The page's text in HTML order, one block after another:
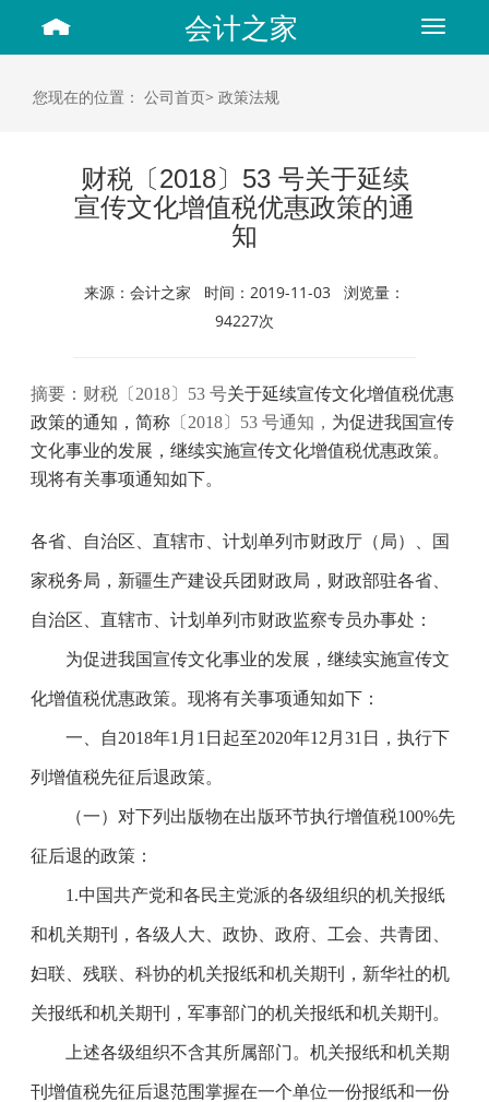
Toggle
会计之家
您现在的位置： 公司首页> 政策法规
财税〔2018〕53 号关于延续
宣传文化增值税优惠政策的通
知
来源：会计之家 时间：2019-11-03 浏览量：
94227次
摘要：财税〔 2018〕 53 号关于延续宣传文化增值税优惠
政策的通知，简称 〔 2018〕 53 号通知， 为促进我国宣传
文化事业的发展，继续实施宣传文化增值税优惠政策。
现将有关事项通知如下。
各省、自治区、直辖市、计划单列市财政厅（局）、国
家税务局，新疆生产建设兵团财政局，财政部驻各省、
自治区、直辖市、计划单列市财政监察专员办事处：
为促进我国宣传文化事业的发展，继续实施宣传文
化增值税优惠政策。现将有关事项通知如下：
一、自2018年1 月 1 日起至2020年12 月 31 日，执行下
列增值税先征后退政策。
（一）对下列出版物在出版环节执行增值税100%先
征后退的政策：
1.中国共产党和各民主党派的各级组织的机关报纸
和机关期刊，各级人大、政协、政府、工会、共青团、
妇联、残联、科协的机关报纸和机关期刊，新华社的机
关报纸和机关期刊，军事部门的机关报纸和机关期刊。
上述各级组织不含其所属部门。机关报纸和机关期
刊增值税先征后退范围掌握在一个单位一份报纸和一份